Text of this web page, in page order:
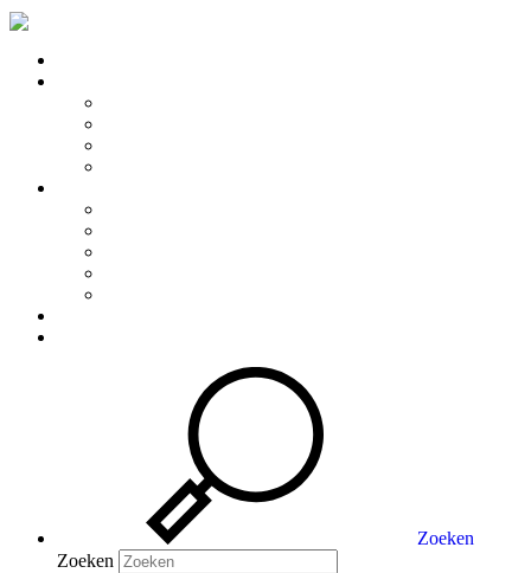
Zoeken
Zoeken